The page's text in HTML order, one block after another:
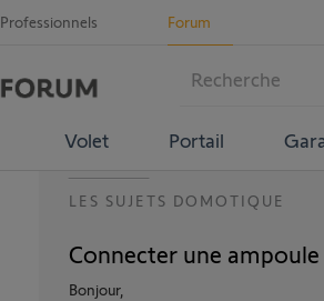
Professionnels Forum
Volet Portail
LES SUJETS DOMOTIQUE
Connecter une
Bonjour,